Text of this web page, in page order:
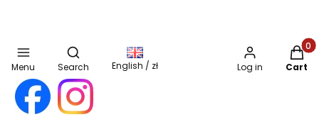
Menu
Open search engine
Search English / zł Log in Cart